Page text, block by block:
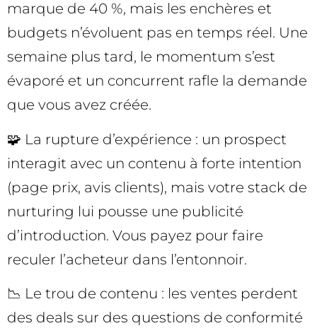
marque de 40 %, mais les enchères et
budgets n’évoluent pas en temps réel. Une
semaine plus tard, le momentum s’est
évaporé et un concurrent rafle la demande
que vous avez créée.
🧩 La rupture d’expérience : un prospect
interagit avec un contenu à forte intention
(page prix, avis clients), mais votre stack de
nurturing lui pousse une publicité
d’introduction. Vous payez pour faire
reculer l’acheteur dans l’entonnoir.
📉 Le trou de contenu : les ventes perdent
des deals sur des questions de conformité